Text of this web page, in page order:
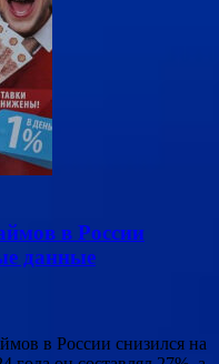
в России
данные
в России снизился на